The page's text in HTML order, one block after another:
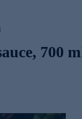
700